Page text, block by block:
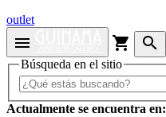
outlet
menu shopping_cart search
Búsqueda en el sitio
Actualmente se encuentra en: